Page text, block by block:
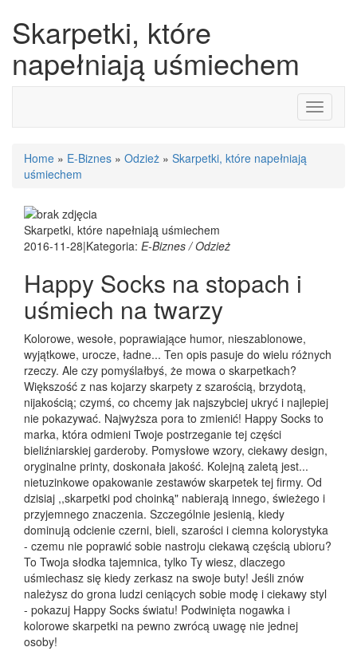
Skarpetki, które
napełniają uśmiechem
Toggle
Home » E-Biznes » Odzież » Skarpetki, które napełniają
uśmiechem
Skarpetki, które napełniają uśmiechem
2016-11-28|Kategoria: E-Biznes / Odzież
Happy Socks na stopach i
uśmiech na twarzy
Kolorowe, wesołe, poprawiające humor, nieszablonowe,
wyjątkowe, urocze, ładne... Ten opis pasuje do wielu różnych
rzeczy. Ale czy pomyślałbyś, że mowa o skarpetkach?
Większość z nas kojarzy skarpety z szarością, brzydotą,
nijakością; czymś, co chcemy jak najszybciej ukryć i najlepiej
nie pokazywać. Najwyższa pora to zmienić! Happy Socks to
marka, która odmieni Twoje postrzeganie tej części
bieliźniarskiej garderoby. Pomysłowe wzory, ciekawy design,
oryginalne printy, doskonała jakość. Kolejną zaletą jest...
nietuzinkowe opakowanie zestawów skarpetek tej firmy. Od
dzisiaj ,,skarpetki pod choinką" nabierają innego, świeżego i
przyjemnego znaczenia. Szczególnie jesienią, kiedy
dominują odcienie czerni, bieli, szarości i ciemna kolorystyka
- czemu nie poprawić sobie nastroju ciekawą częścią ubioru?
To Twoja słodka tajemnica, tylko Ty wiesz, dlaczego
uśmiechasz się kiedy zerkasz na swoje buty! Jeśli znów
należysz do grona ludzi ceniących sobie modę i ciekawy styl
- pokazuj Happy Socks światu! Podwinięta nogawka i
kolorowe skarpetki na pewno zwrócą uwagę nie jednej
osoby!